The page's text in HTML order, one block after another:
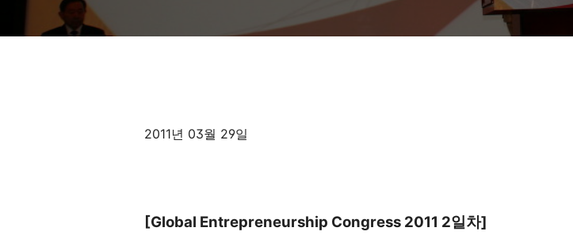
세계일주
2011년 03월 29일
[Global Entrepreneurship Congress 2011 2일차]